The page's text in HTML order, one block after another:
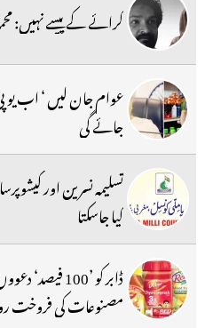
کرائے کے پیسے نہیں:
عوام جان لیں ‘ اب یو
جائے گی
تسلیمہ نسرین اور
کیا جاسکتا
ڈابر کو ’100
مصنوعات کی فروخت